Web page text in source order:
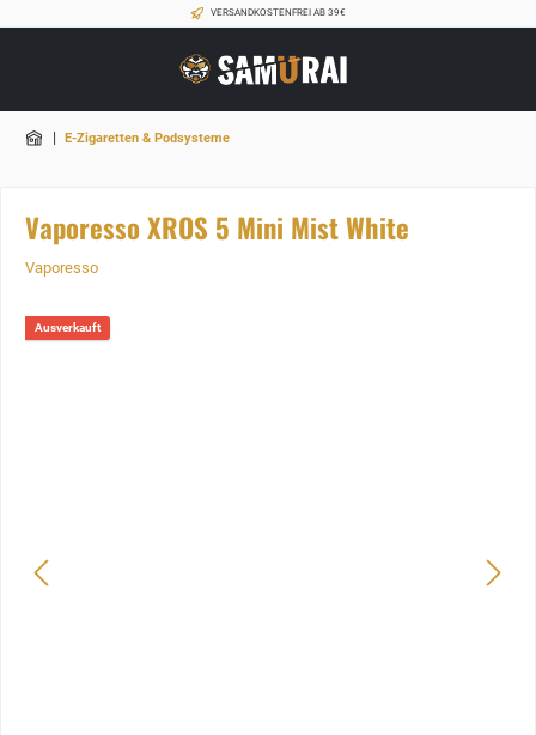
VERSANDKOSTENFREI AB 39€
| E-Zigaretten & Podsysteme
Vaporesso XROS 5 Mini Mist White
Vaporesso
Ausverkauft